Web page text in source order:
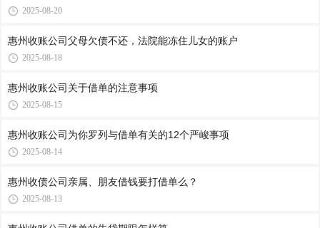
2025-08-20
惠州收账公司​父母欠债不还，法院能冻住儿女的账户
2025-08-18
惠州收账公司​关于借单的注意事项
2025-08-15
惠州收账公司​为你罗列与借单有关的12个严峻事项
2025-08-14
惠州收债公司​亲属、朋友借钱要打借单么？
2025-08-13